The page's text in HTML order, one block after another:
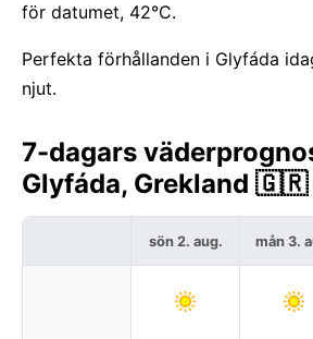
för datumet, 42°C.
Perfekta förhållanden i Glyfáda
njut.
7-dagars
Glyfáda, Grekland 🇬🇷
sön 2. aug. mån 3.